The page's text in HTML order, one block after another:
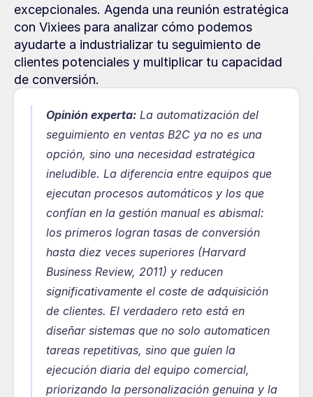
excepcionales. Agenda una reunión estratégica
con Vixiees para analizar cómo podemos
ayudarte a industrializar tu seguimiento de
clientes potenciales y multiplicar tu capacidad
de conversión.
Opinión experta: La automatización del
seguimiento en ventas B2C ya no es una
opción, sino una necesidad estratégica
ineludible. La diferencia entre equipos que
ejecutan procesos automáticos y los que
confían en la gestión manual es abismal:
los primeros logran tasas de conversión
hasta diez veces superiores (Harvard
Business Review, 2011) y reducen
significativamente el coste de adquisición
de clientes. El verdadero reto está en
diseñar sistemas que no solo automaticen
tareas repetitivas, sino que guíen la
ejecución diaria del equipo comercial,
priorizando la personalización genuina y la